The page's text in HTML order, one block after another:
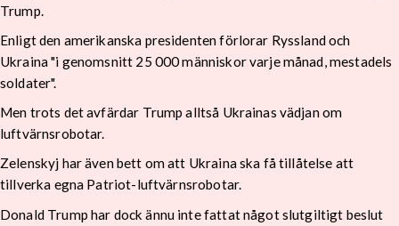
Trump.
Enligt den amerikanska presidenten förlorar Ryssland och
Ukraina "i genomsnitt 25 000 människor varje månad, mestadels
soldater".
Men trots det avfärdar Trump alltså Ukrainas vädjan om
luftvärnsrobotar.
Zelenskyj har även bett om att Ukraina ska få tillåtelse att
tillverka egna Patriot-luftvärnsrobotar.
Donald Trump har dock ännu inte fattat något slutgiltigt beslut